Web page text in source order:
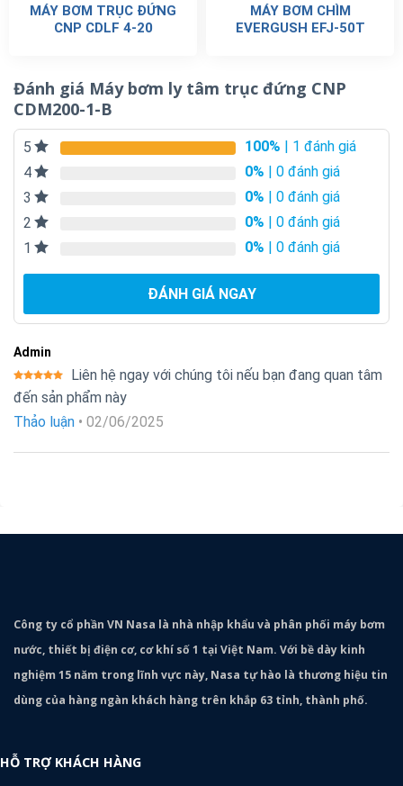
MÁY BƠM TRỤC ĐỨNG
CNP CDLF 4-20
MÁY BƠM CHÌM
EVERGUSH EFJ-50T
Đánh giá Máy bơm ly tâm trục đứng CNP
CDM200-1-B
5 100% | 1 đánh giá
4
0% | 0 đánh giá
3
0% | 0 đánh giá
2
0% | 0 đánh giá
1
0% | 0 đánh giá
ĐÁNH GIÁ NGAY
Admin
Được xếp
hạng
55
Liên hệ ngay với chúng tôi nếu bạn đang quan tâm
đến sản phẩm này
Thảo luận • 02/06/2025
Công ty cổ phần VN Nasa là nhà nhập khẩu và phân phối máy bơm
nước, thiết bị điện cơ, cơ khí số 1 tại Việt Nam. Với bề dày kinh
nghiệm 15 năm trong lĩnh vực này, Nasa tự hào là thương hiệu tin
dùng của hàng ngàn khách hàng trên khắp 63 tỉnh, thành phố.
HỖ TRỢ KHÁCH HÀNG